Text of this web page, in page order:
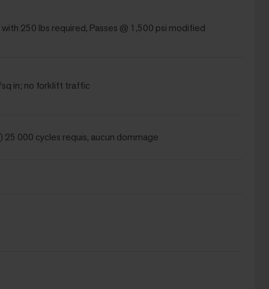
250 lbs required, Passes @ 1,500 psi modified
in; no forklift traffic
25 000 cycles requis, aucun dommage